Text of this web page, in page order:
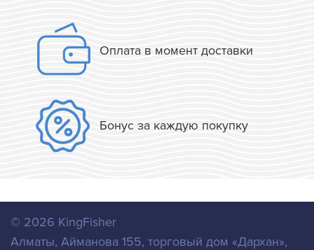
Оплата в момент доставки
Бонус за каждую покупку
© 2026 KingFisher
Алматы, Айманова 155, торговый дом «Дархан»,